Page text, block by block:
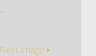
Next image